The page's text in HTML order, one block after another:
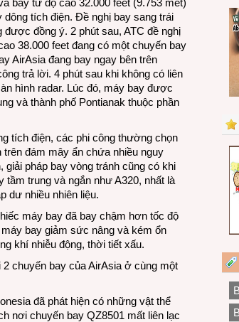
AirAsia
bay từ độ cao 32.000 feet (9.753 mét)
dông tích điện. Đề nghị bay sang trái
đồng ý. 2 phút sau, ATC đề nghị
38.000 feet đang có một chuyến bay
AirAsia đang bay ngay bên trên
trả lời. 4 phút sau khi không có liên
hình radar. Lúc đó, máy bay được
và thành phố Pontianak thuộc phần
tích điện, các phi công thường chọn
trên đám mây ẩn chứa nhiều nguy
giải pháp bay vòng tránh cũng có khi
trung và ngắn như A320, nhất là
dư nhiều nhiên liệu.
máy bay đã bay chậm hơn tốc độ
bay giảm sức nâng và kém ổn
khí nhiễu động, thời tiết xấu.
chuyến bay của AirAsia ở cùng một
đã phát hiện có những vật thể
nơi chuyến bay QZ8501 mất liên lạc